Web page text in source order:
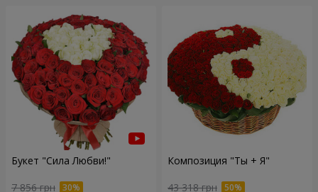
Букет "Сила Любви!"
7 856 грн
Композиция "Ты + Я"
43 318 грн